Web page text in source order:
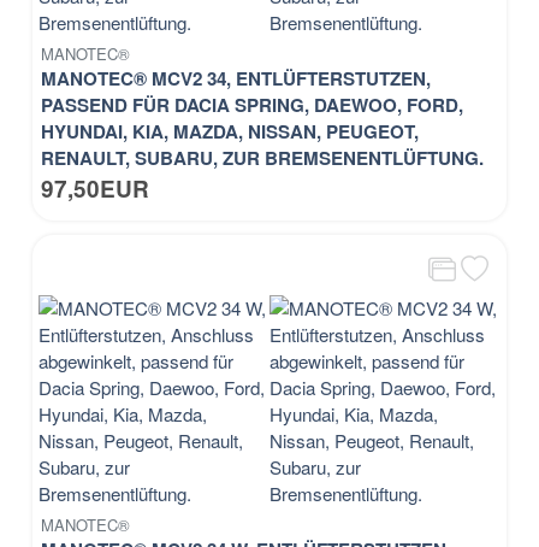
MANOTEC®
MANOTEC® MCV2 34, ENTLÜFTERSTUTZEN,
PASSEND FÜR DACIA SPRING, DAEWOO, FORD,
HYUNDAI, KIA, MAZDA, NISSAN, PEUGEOT,
RENAULT, SUBARU, ZUR BREMSENENTLÜFTUNG.
97,50EUR
MANOTEC®